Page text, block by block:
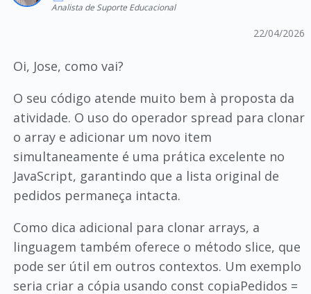
Analista de Suporte Educacional
22/04/2026
Oi, Jose, como vai?
O seu código atende muito bem à proposta da
atividade. O uso do operador spread para clonar
o array e adicionar um novo item
simultaneamente é uma prática excelente no
JavaScript, garantindo que a lista original de
pedidos permaneça intacta.
Como dica adicional para clonar arrays, a
linguagem também oferece o método slice, que
pode ser útil em outros contextos. Um exemplo
seria criar a cópia usando const copiaPedidos =